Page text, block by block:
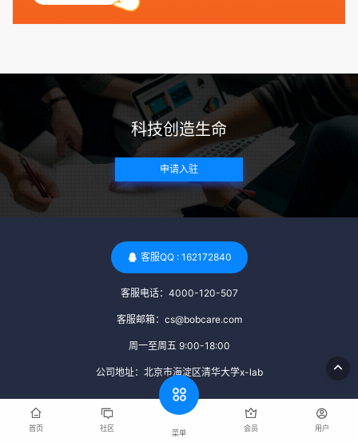
捐赠者及其家庭成员需要无严重的遗传病史、精神病史和传染
病史。这通常需要通过基因检测、家族史调查和医疗记录审查
带任何可传染给受卵者的病原体。 药物与生活习惯：捐赠者需
要是非尼古丁使用者、非吸烟者、非吸毒者，并且未使用可能
影响卵子质量的药物，如某些精神药物和避孕植入物。 学历与
心理标准 学历要求：部分卵子库对捐赠者的学历有一定要求，
但这并非普遍标准。一些卵子库可能更倾向于选择受过高等教
育的女性作为捐赠者，但这并不是绝对的筛选条件。 心理状态
评估：捐赠者需要进行心理状态评估，以确定其对捐赠过程的
于确保捐赠者在捐赠过程中保持积极的心态，并理解其捐赠行
为的意义。 其他标准 责任心与沟通能力：由于捐卵过程的时
间不确定性，捐赠者需要有责任心，善于沟通，并尊重预约和
时间表。这有助于确保捐赠周期的顺利进行，并保障受卵者的
明等材料，并接受卵子库的全面审查和评估。 综上所述，卵子
库中的捐赠者筛选过程涉及多个方面，包括健康、学历、心理
和其他标准。这些标准旨在确保捐赠者的身体健康状况良好，
科技创造生命
申请入驻
客服QQ : 162172840
客服电话：4000-120-507
客服邮箱：cs@bobcare.com
周一至周五 9:00-18:00
公司地址：北京市海淀区清华大学x-lab
首页 社区
菜单
会员 用户